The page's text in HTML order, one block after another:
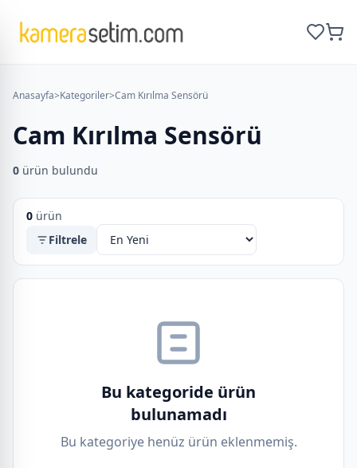
Anasayfa>Kategoriler>Cam Kırılma Sensörü
Cam Kırılma Sensörü
0 ürün bulundu
0 ürün
Filtrele
Bu kategoride ürün
bulunamadı
Bu kategoriye henüz ürün eklenmemiş.